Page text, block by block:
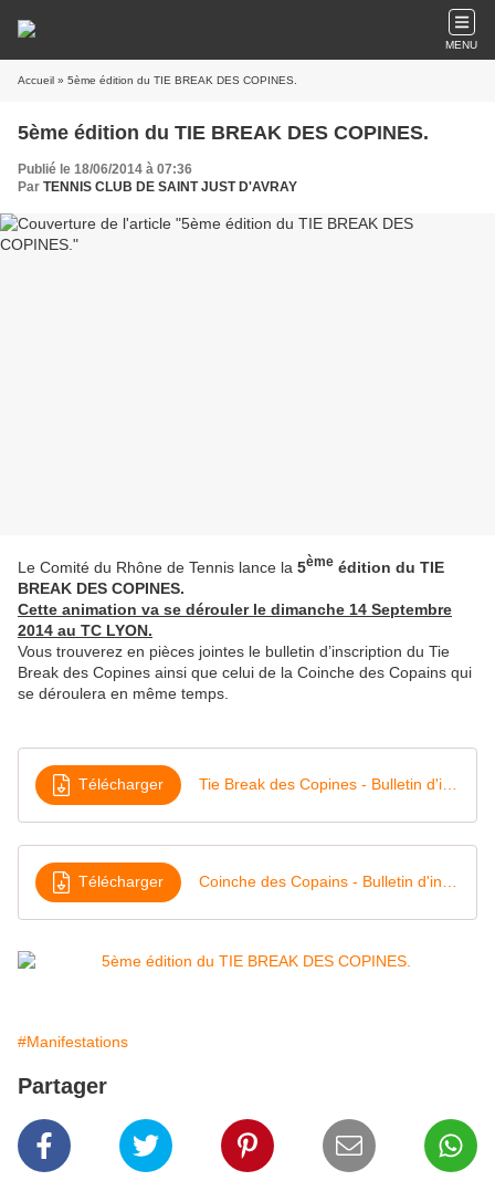
MENU
Accueil » 5ème édition du TIE BREAK DES COPINES.
5ème édition du TIE BREAK DES COPINES.
Publié le 18/06/2014 à 07:36
Par TENNIS CLUB DE SAINT JUST D'AVRAY
Le Comité du Rhône de Tennis lance la 5ème édition du TIE
BREAK DES COPINES.
Cette animation va se dérouler le dimanche 14 Septembre
2014 au TC LYON.
Vous trouverez en pièces jointes le bulletin d’inscription du Tie
Break des Copines ainsi que celui de la Coinche des Copains qui
se déroulera en même temps.
Télécharger Tie Break des Copines - Bulletin d'inscription_opt
Télécharger Coinche des Copains - Bulletin d'inscription_opt (1)
#Manifestations
Partager